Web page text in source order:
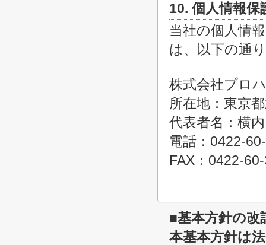
10. 個人情報
当社の個人情
は、以下の通
株式会社プロ
所在地：東京
代表者名：横
電話：0422-
FAX：0422-
■基本方針の改
本基本方針は